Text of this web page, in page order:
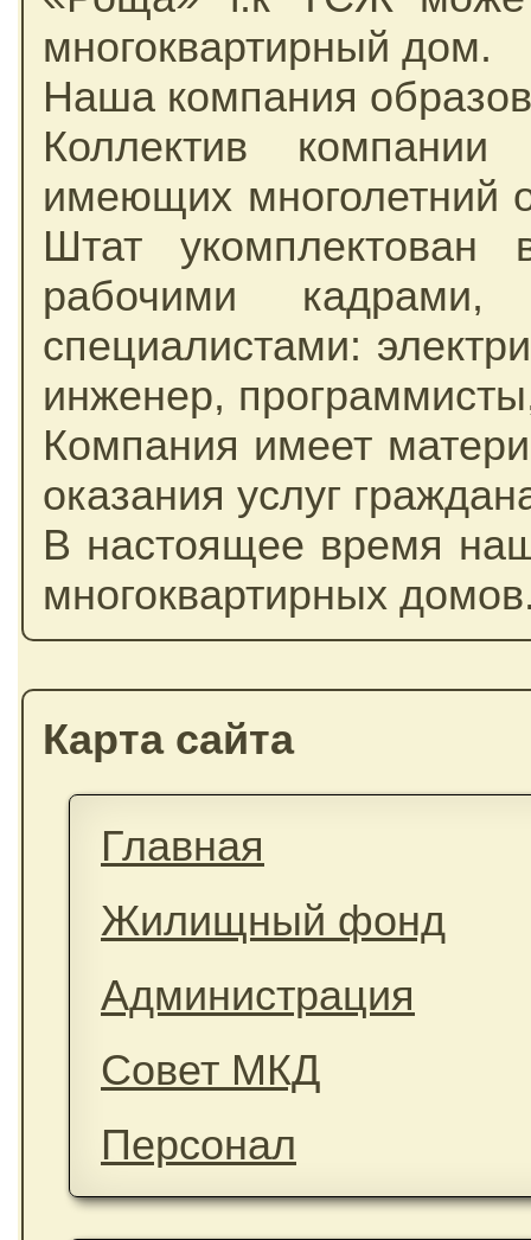
многоквартирный дом.
Наша компания
Коллектив
имеющих многолетний
Штат укомплектован
рабочими
специалистами:
инженер,
Компания имеет
оказания услуг
В настоящее время
многоквартирных
Карта сайта
Главная
Жилищный фонд
Администрация
Совет МКД
Персонал